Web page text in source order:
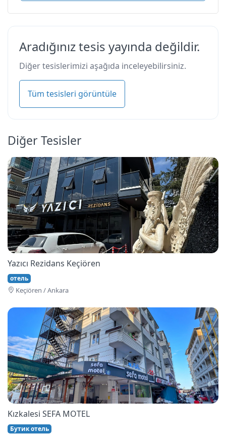
Aradığınız tesis yayında değildir.
Diğer tesislerimizi aşağıda inceleyebilirsiniz.
Tüm tesisleri görüntüle
Diğer Tesisler
Yazıcı Rezidans Keçiören
отель
Keçi̇ören / Ankara
Kızkalesi SEFA MOTEL
Бутик отель